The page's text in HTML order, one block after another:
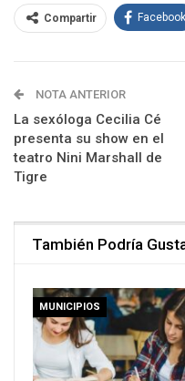
Compartir Facebook
NOTA ANTERIOR
La sexóloga Cecilia Cé
presenta su show en el
teatro Nini Marshall de
Tigre
También Podría
MUNICIPIOS